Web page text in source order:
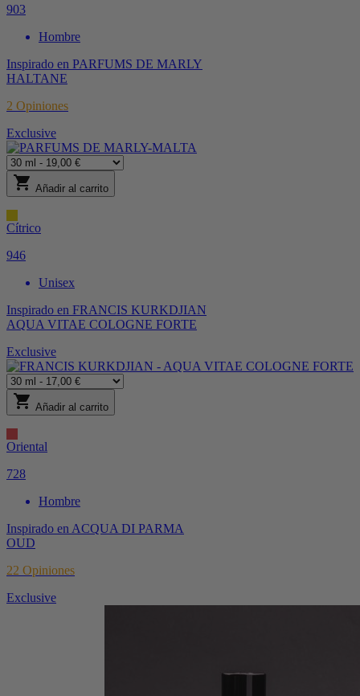
903
Hombre
Inspirado en PARFUMS DE MARLY
HALTANE
2 Opiniones
Exclusive
shopping_cart Añadir al carrito
Cítrico
946
Unisex
Inspirado en FRANCIS KURKDJIAN
AQUA VITAE COLOGNE FORTE
Exclusive
shopping_cart Añadir al carrito
Oriental
728
Hombre
Inspirado en ACQUA DI PARMA
OUD
22 Opiniones
Exclusive